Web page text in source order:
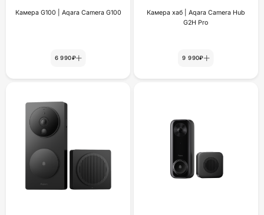
Камера G100 | Aqara Camera G100
6 990₽
Камера хаб | Aqara Camera Hub
G2H Pro
9 990₽